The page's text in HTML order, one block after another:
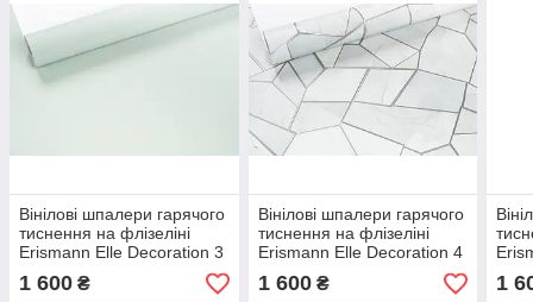
Вінілові шпалери гарячого
тиснення на флізеліні
Erismann Elle Decoration 3
12168-07 Зелений
(1,06х10,05м)
1 600 ₴
Вінілові шпалери гарячого
тиснення на флізеліні
Erismann Elle Decoration 4
12217-31 Сірий
(1,06х10,05м)
1 600₴ 1